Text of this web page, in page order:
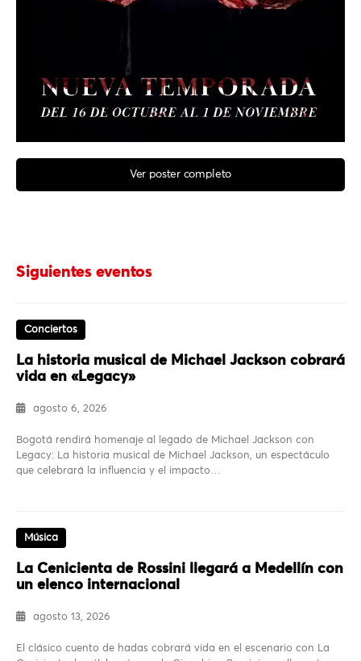
Ver poster completo
Siguientes eventos
Conciertos
La historia musical de Michael Jackson cobrará
vida en «Legacy»
agosto 6, 2026
Bogotá rendirá homenaje al legado de Michael Jackson con
Legacy: La historia musical de Michael Jackson, un espectáculo
que celebrará la influencia y el impacto…
Música
La Cenicienta de Rossini llegará a Medellín con
un elenco internacional
agosto 13, 2026
El clásico cuento de hadas cobrará vida en el escenario con La